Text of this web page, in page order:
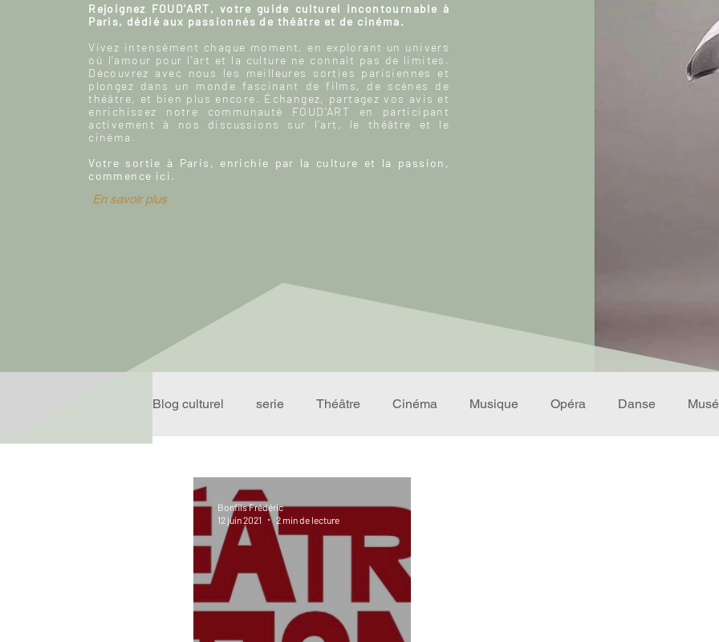
Rejoignez FOUD'ART, votre guide culturel incontournable à
Paris, dédié aux passionnés de théâtre et de cinéma.
Vivez intensément chaque moment, en explorant un univers
où l'amour pour l'art et la culture ne connaît pas de limites.
Découvrez avec nous les meilleures sorties parisiennes et
plongez dans un monde fascinant de films, de scènes de
théâtre, et bien plus encore. Échangez, partagez vos avis et
enrichissez notre communauté FOUD'ART en participant
activement à nos discussions sur l’art, le théâtre et le
cinéma.
Votre sortie à Paris, enrichie par la culture et la passion,
commence ici.
En savoir plus
Blog culturel serie Théâtre Cinéma Musique Opéra Danse
Performance Rire Récompense
Événement Validé par Romane. Spécial Famille
Bonfils Frédéric
12 juin 2021
2 min de lecture